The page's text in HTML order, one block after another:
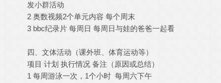
发小群活动
2 奥数视频2个单元内容 每个周末
3 bbc纪录片 每周日 每周日与娃的爸爸一起看
四、文体活动（课外班、体育运动等）
项目 计划 执行情况 备注（原因或总结）
1 每周游泳一次，1个小时 每周六下午